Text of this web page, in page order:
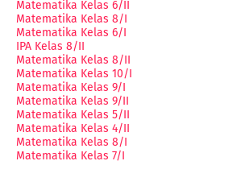
Matematika Kelas 6/II
Matematika Kelas 8/I
Matematika Kelas 6/I
IPA Kelas 8/II
Matematika Kelas 8/II
Matematika Kelas 10/I
Matematika Kelas 9/I
Matematika Kelas 9/II
Matematika Kelas 5/II
Matematika Kelas 4/II
Matematika Kelas 8/I
Matematika Kelas 7/I